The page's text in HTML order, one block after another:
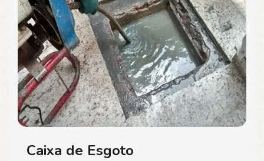
Caixa de Esgoto